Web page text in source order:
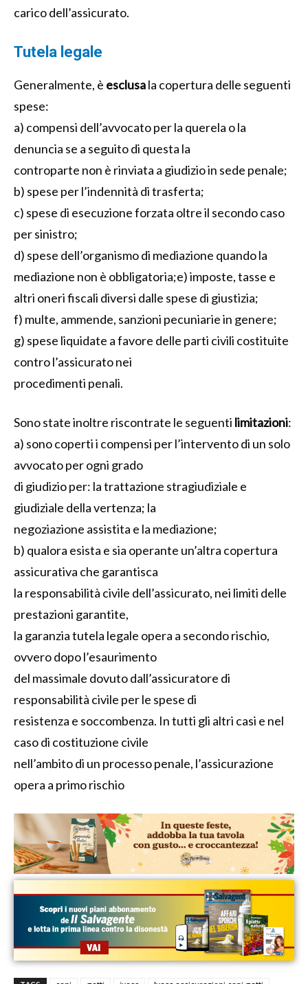
carico dell’assicurato.
Tutela legale
Generalmente, è esclusala copertura delle seguenti
spese:
a) compensi dell’avvocato per la querela o la
denuncia se a seguito di questa la
controparte non è rinviata a giudizio in sede penale;
b) spese per l’indennità di trasferta;
c) spese di esecuzione forzata oltre il secondo caso
per sinistro;
d) spese dell’organismo di mediazione quando la
mediazione non è obbligatoria;e) imposte, tasse e
altri oneri fiscali diversi dalle spese di giustizia;
f) multe, ammende, sanzioni pecuniarie in genere;
g) spese liquidate a favore delle parti civili costituite
contro l’assicurato nei
procedimenti penali.
Sono state inoltre riscontrate le seguenti limitazioni:
a) sono coperti i compensi per l’intervento di un solo
avvocato per ogni grado
di giudizio per: la trattazione stragiudiziale e
giudiziale della vertenza; la
negoziazione assistita e la mediazione;
b) qualora esista e sia operante un’altra copertura
assicurativa che garantisca
la responsabilità civile dell’assicurato, nei limiti delle
prestazioni garantite,
la garanzia tutela legale opera a secondo rischio,
ovvero dopo l’esaurimento
del massimale dovuto dall’assicuratore di
responsabilità civile per le spese di
resistenza e soccombenza. In tutti gli altri casi e nel
caso di costituzione civile
nell’ambito di un processo penale, l’assicurazione
opera a primo rischio